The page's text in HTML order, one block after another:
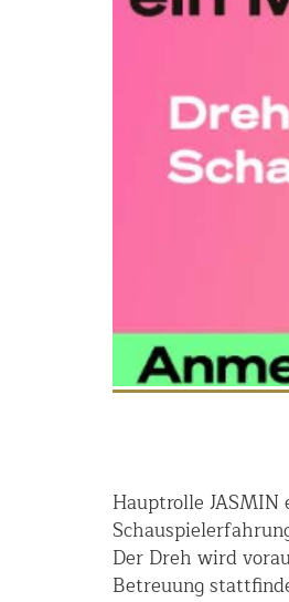
Hauptrolle JASMIN
Der Dreh wird
Betreuung